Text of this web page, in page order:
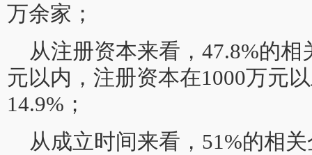
万余家；
从注册资本来看，47.8%的
元以内，注册资本在1000万元
14.9%；
从成立时间来看，51%的相